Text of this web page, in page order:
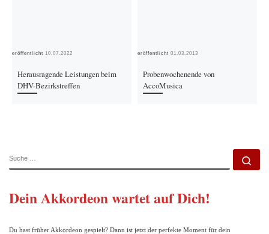
Veröffentlicht 10.07.2022
Herausragende Leistungen beim
DHV-Bezirkstreffen
Veröffentlicht01.03.2013
Probenwochenende von
AccoMusica
SUCHE
Dein Akkordeon wartet auf Dich!
Du hast früher Akkordeon gespielt? Dann ist jetzt der perfekte Moment für dein